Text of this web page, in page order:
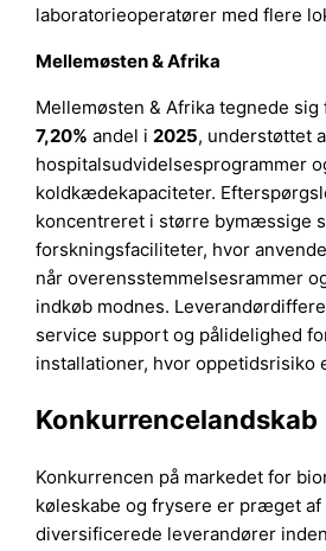
laboratorieoperatører med flere
Mellemøsten & Afrika
Mellemøsten & Afrika tegnede sig
7,20% andel i2025, understøttet
hospitalsudvidelsesprogrammer
koldkædekapaciteter.
koncentreret i større bymæssige
forskningsfaciliteter, hvor
når overensstemmelsesrammer
indkøb modnes.
service support og pålidelighed
installationer, hvor oppetidsrisiko
Konkurrencelandskab
Konkurrencen på markedet for
køleskabe og frysere er præget af
diversificerede leverandører